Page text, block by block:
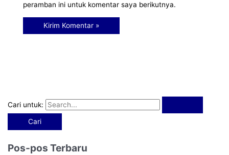
Cari untuk:
Pos-pos Terbaru
peramban ini untuk komentar saya berikutnya.